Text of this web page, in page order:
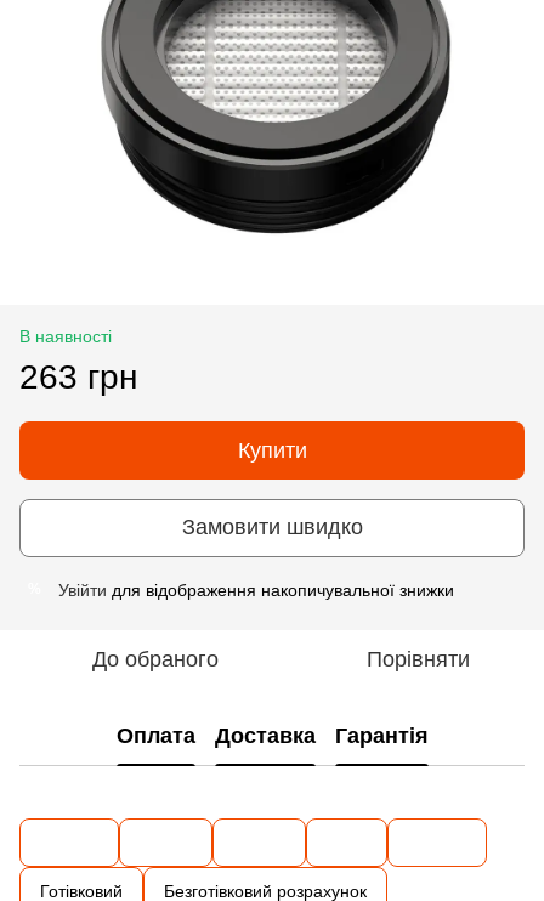
В наявності
263 грн
Купити
Замовити швидко
Увійти для відображення накопичувальної знижки
До обраного Порівняти
Оплата Доставка Гарантія
Готівковий Безготівковий розрахунок